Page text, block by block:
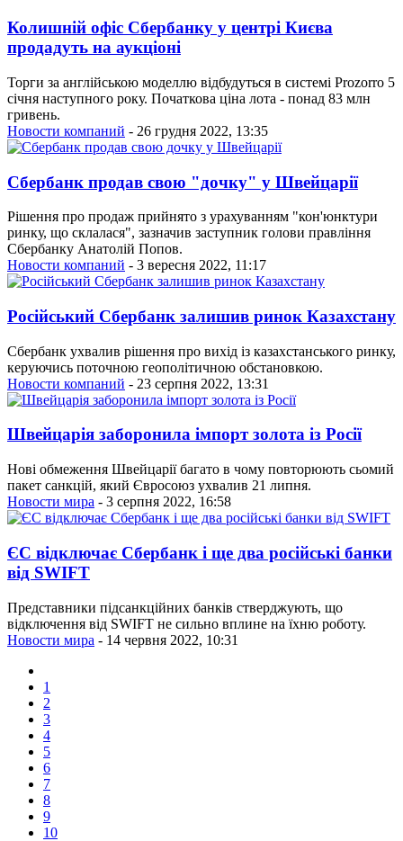
Колишній офіс Сбербанку у центрі Києва
продадуть на аукціоні
Торги за англійською моделлю відбудуться в системі Prozorro 5
січня наступного року. Початкова ціна лота - понад 83 млн
гривень.
Новости компаний - 26 грудня 2022, 13:35
Сбербанк продав свою "дочку" у Швейцарії
Рішення про продаж прийнято з урахуванням "кон'юнктури
ринку, що склалася", зазначив заступник голови правління
Сбербанку Анатолій Попов.
Новости компаний - 3 вересня 2022, 11:17
Російський Сбербанк залишив ринок Казахстану
Сбербанк ухвалив рішення про вихід із казахстанського ринку,
керуючись поточною геополітичною обстановкою.
Новости компаний - 23 серпня 2022, 13:31
Швейцарія заборонила імпорт золота із Росії
Нові обмеження Швейцарії багато в чому повторюють сьомий
пакет санкцій, який Євросоюз ухвалив 21 липня.
Новости мира - 3 серпня 2022, 16:58
ЄС відключає Сбербанк і ще два російські банки
від SWIFT
Представники підсанкційних банків стверджують, що
відключення від SWIFT не сильно вплине на їхню роботу.
Новости мира - 14 червня 2022, 10:31
1
2
3
4
5
6
7
8
9
10